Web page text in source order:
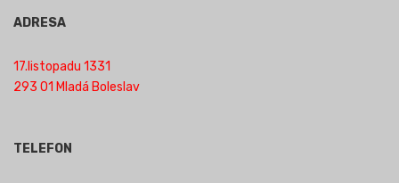
ADRESA
17.listopadu 1331
293 01 Mladá Boleslav
TELEFON